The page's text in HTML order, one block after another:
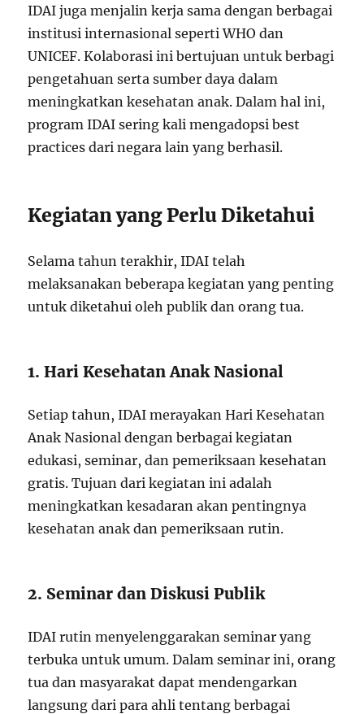
IDAI juga menjalin kerja sama dengan berbagai
institusi internasional seperti WHO dan
UNICEF. Kolaborasi ini bertujuan untuk berbagi
pengetahuan serta sumber daya dalam
meningkatkan kesehatan anak. Dalam hal ini,
program IDAI sering kali mengadopsi best
practices dari negara lain yang berhasil.
Kegiatan yang Perlu Diketahui
Selama tahun terakhir, IDAI telah
melaksanakan beberapa kegiatan yang penting
untuk diketahui oleh publik dan orang tua.
1. Hari Kesehatan Anak Nasional
Setiap tahun, IDAI merayakan Hari Kesehatan
Anak Nasional dengan berbagai kegiatan
edukasi, seminar, dan pemeriksaan kesehatan
gratis. Tujuan dari kegiatan ini adalah
meningkatkan kesadaran akan pentingnya
kesehatan anak dan pemeriksaan rutin.
2. Seminar dan Diskusi Publik
IDAI rutin menyelenggarakan seminar yang
terbuka untuk umum. Dalam seminar ini, orang
tua dan masyarakat dapat mendengarkan
langsung dari para ahli tentang berbagai